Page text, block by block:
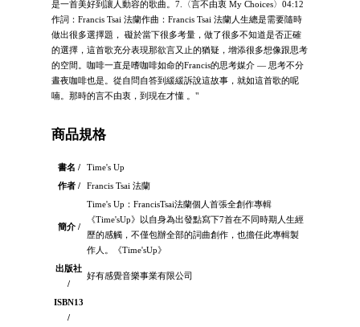
是一首美好到讓人動容的歌曲。7.〈言不由衷 My Choices〉04:12
作詞：Francis Tsai 法蘭作曲：Francis Tsai 法蘭人生總是需要隨時
做出很多選擇題， 礙於當下很多考量，做了很多不知道是否正確
的選擇，這首歌充分表現那欲言又止的猶疑，增添很多想像跟思考
的空間。咖啡一直是嗜咖啡如命的Francis的思考媒介 — 思考不分
晝夜咖啡也是。從自問自答到緩緩訴說這故事，就如這首歌的呢
喃。那時的言不由衷，到現在才懂 。"
商品規格
書名 /
Time's Up
作者 /
Francis Tsai 法蘭
簡介 /
Time's Up：FrancisTsai法蘭個人首張全創作專輯
《Time'sUp》以自身為出發點寫下7首在不同時期人生經
歷的感觸，不僅包辦全部的詞曲創作，也擔任此專輯製
作人。《Time'sUp》
出版社
/
好有感覺音樂事業有限公司
ISBN13
/